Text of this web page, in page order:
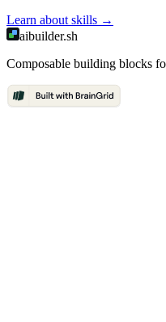
Learn about skills →
aibuilder.sh
Composable building blocks